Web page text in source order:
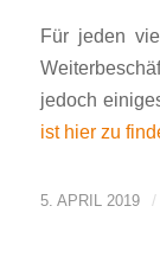
Für jeden
jedoch
ist hier zu
5. APRIL 2019 /